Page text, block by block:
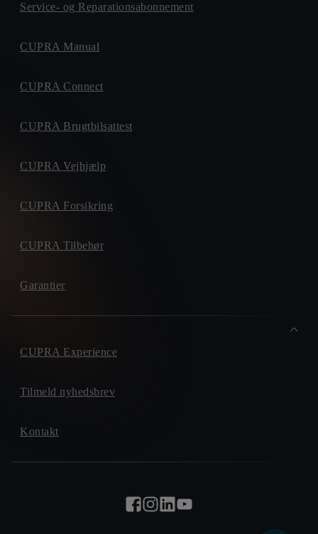
Service- og Reparationsabonnement
CUPRA Manual
CUPRA Connect
CUPRA Brugtbilsattest
CUPRA Vejhjælp
CUPRA Forsikring
CUPRA Tilbehør
Garantier
CUPRA Experience
Tilmeld nyhedsbrev
Kontakt